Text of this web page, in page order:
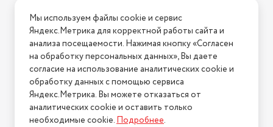
Условия возврата
Нашли ошибку на сайте? Напишите нам
2026 © Интернет-магазин "АстМаркет". У нас есть всё!
Политика конфиденциальности
Мы используем файлы cookie и сервис
Яндекс.Метрика для корректной работы сайта и
анализа посещаемости. Нажимая кнопку «Согласен
на обработку персональных данных», Вы даете
согласие на использование аналитических cookie и
обработку данных с помощью сервиса
Яндекс.Метрика. Вы можете отказаться от
аналитических cookie и оставить только
необходимые cookie.Подробнее.